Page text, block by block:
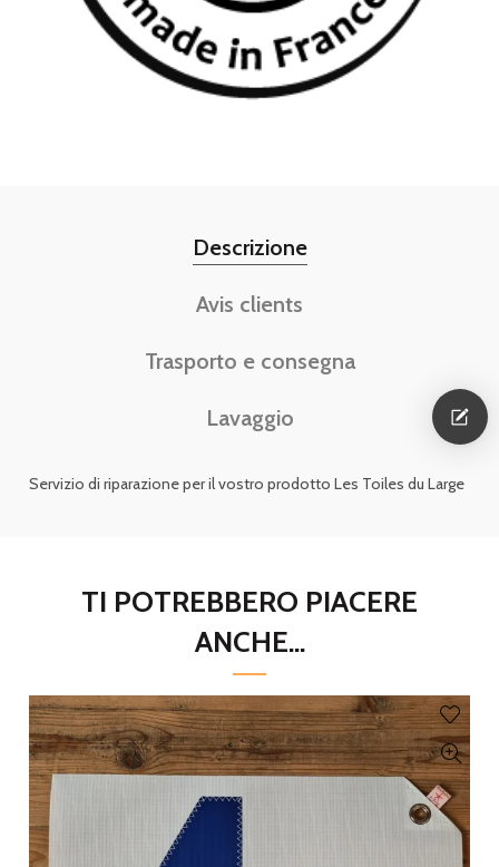
Descrizione
Avis clients
Trasporto e consegna
Lavaggio
Servizio di riparazione per il vostro prodotto Les Toiles du Large
TI POTREBBERO PIACERE
ANCHE...